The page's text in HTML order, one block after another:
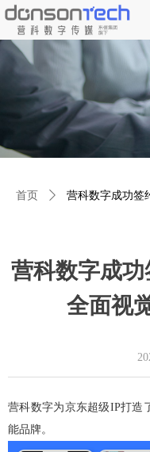
营科数字成功
全面视
营科数字为京东超级IP打造
能品牌。
首页 ꄲ 营科数字成功签